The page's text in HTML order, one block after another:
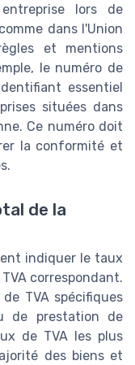
lors de
dans l'Union
et mentions
le numéro de
essentiel
situées dans
Ce numéro doit
la conformité et
de la
indiquer le taux
correspondant.
TVA spécifiques
de prestation de
de TVA les plus
des biens et